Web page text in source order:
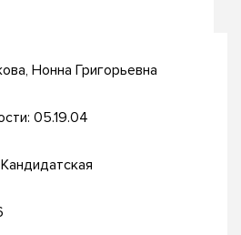
Нонна Григорьевна
05.19.04
Кандидатская